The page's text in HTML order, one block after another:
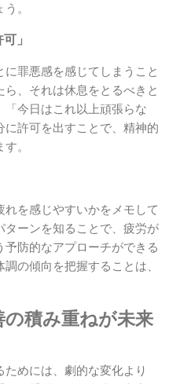
。
」
罪悪感を感じてしまうこと
、それは休息をとるべきと
今日はこれ以上頑張らな
許可を出すことで、精神的
。
を感じやすいかをメモして
ターンを知ることで、疲労が
防的なアプローチができる
の傾向を把握することは、
積み重ねが未来
めには、劇的な変化より